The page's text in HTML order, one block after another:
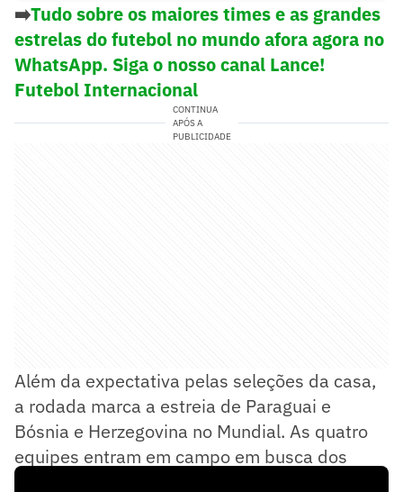
➡️Tudo sobre os maiores times e as grandes
estrelas do futebol no mundo afora agora no
WhatsApp. Siga o nosso canal Lance!
Futebol Internacional
CONTINUA
APÓS A
PUBLICIDADE
Além da expectativa pelas seleções da casa,
a rodada marca a estreia de Paraguai e
Bósnia e Herzegovina no Mundial. As quatro
equipes entram em campo em busca dos